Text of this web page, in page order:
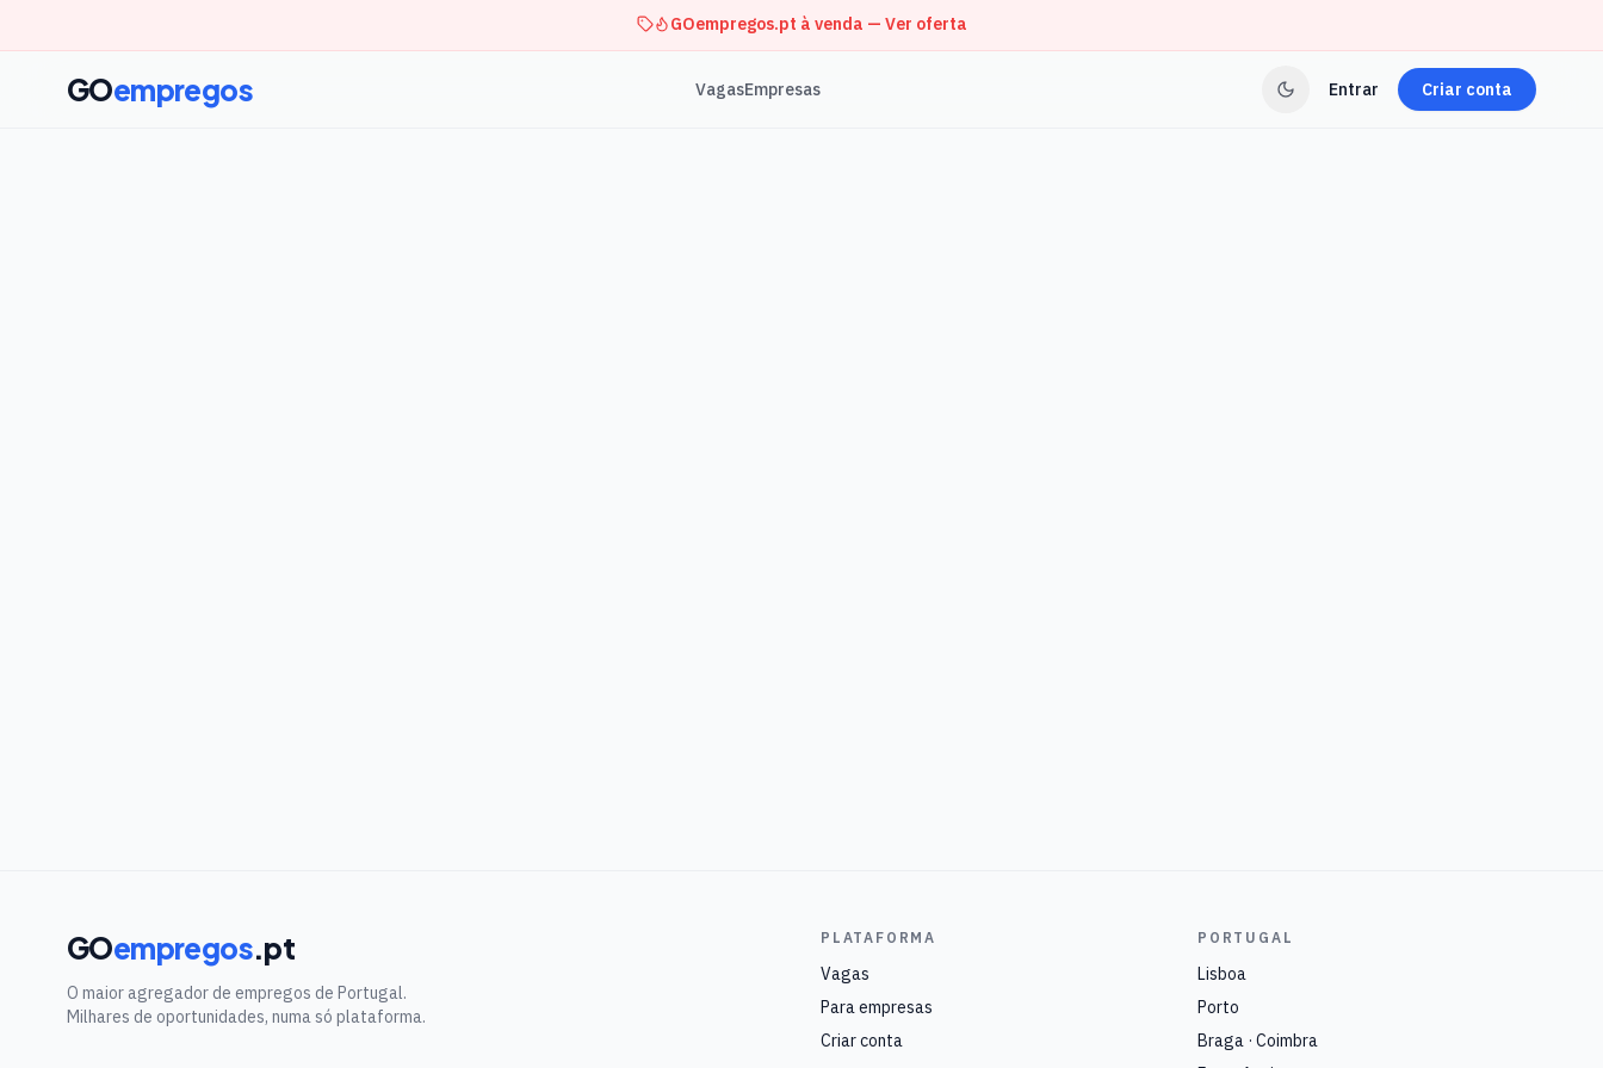
GOempregos.pt à venda — Ver oferta
GOempregos VagasEmpresas Entrar Criar conta
GOempregos.pt
O maior agregador de empregos de Portugal.
Milhares de oportunidades, numa só plataforma.
PLATAFORMA
Vagas
Para empresas
Criar conta
PORTUGAL
Lisboa
Porto
Braga · Coimbra